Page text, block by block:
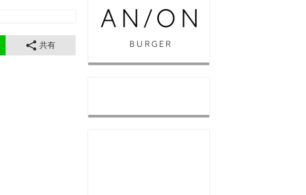
共有